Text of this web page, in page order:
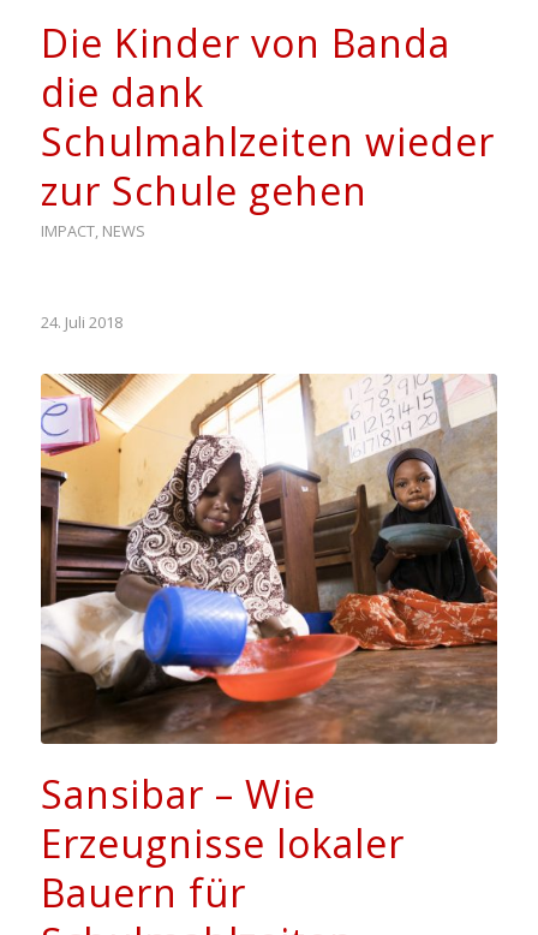
Die Kinder von Banda
die dank
Schulmahlzeiten wieder
zur Schule gehen
IMPACT, NEWS
24. Juli 2018
Sansibar – Wie
Erzeugnisse lokaler
Bauern für